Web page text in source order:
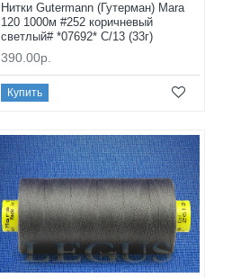
Нитки Gutermann (Гутерман) Mara
120 1000м #252 коричневый
светлый# *07692* C/13 (33г)
390.00р.
Купить